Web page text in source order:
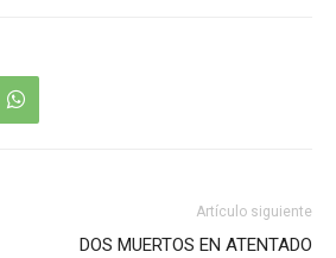
Artículo siguiente
DOS MUERTOS EN ATENTADO